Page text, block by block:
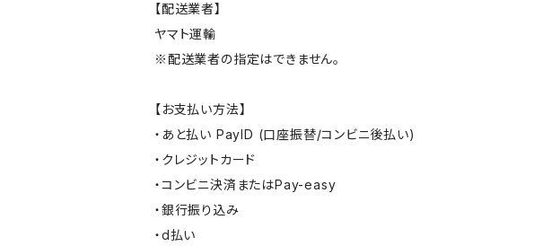
【配送業者】
ヤマト運輸
※配送業者の指定はできません。
【お支払い方法】
・あと払い PayID (口座振替/コンビニ後払い)
・クレジットカード
・コンビニ決済またはPay-easy
・銀行振り込み
・d払い